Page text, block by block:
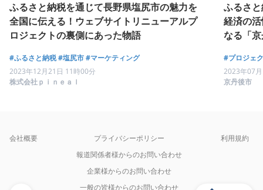
ふるさと納税を通じて長野県塩尻市の魅力を
全国に伝える！ウェブサイトリニューアルプ
ロジェクトの裏側にあった物語
#ふるさと納税#塩尻市#マーケティング
2023年12月21日 11時00分
株式会社ｐｉｎｅａｌ
ふるさ
経済の
なる「
#プロジェ
2023年07
京丹後市
会社概要 プライバシーポリシー
利用規約
報道関係者様からのお問い合わせ
企業様からのお問い合わせ
一般の皆様からのお問い合わせ